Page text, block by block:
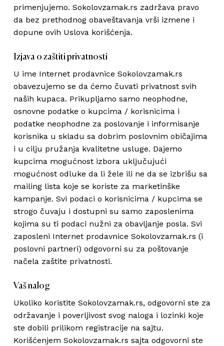
primenjujemo. Sokolovzamak.rs zadržava pravo
da bez prethodnog obaveštavanja vrši izmene i
dopune ovih Uslova korišćenja.
Izjava o zaštiti privatnosti
U ime Internet prodavnice Sokolovzamak.rs
obavezujemo se da ćemo čuvati privatnost svih
naših kupaca. Prikupljamo samo neophodne,
osnovne podatke o kupcima / korisnicima i
podatke neophodne za poslovanje i informisanje
korisnika u skladu sa dobrim poslovnim običajima
i u cilju pružanja kvalitetne usluge. Dajemo
kupcima mogućnost izbora uključujući
mogućnost odluke da li žele ili ne da se izbrišu sa
mailing lista koje se koriste za marketinške
kampanje. Svi podaci o korisnicima / kupcima se
strogo čuvaju i dostupni su samo zaposlenima
kojima su ti podaci nužni za obavljanje posla. Svi
zaposleni Internet prodavnice Sokolovzamak.rs (i
poslovni partneri) odgovorni su za poštovanje
načela zaštite privatnosti.
Vaš nalog
Ukoliko koristite Sokolovzamak.rs, odgovorni ste za
održavanje i poverljivost svog naloga i lozinki koje
ste dobili prilikom registracije na sajtu.
Korišćenjem Sokolovzamak.rs sajta odgovorni ste